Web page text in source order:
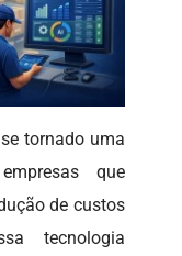
tornado uma
que
de custos
tecnologia